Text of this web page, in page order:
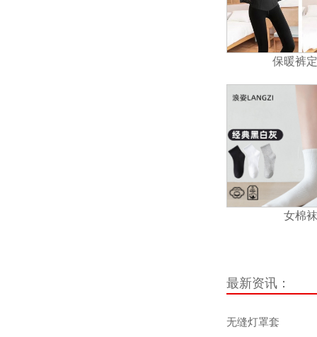
保暖裤
女棉袜
最新资讯：
无缝灯罩套